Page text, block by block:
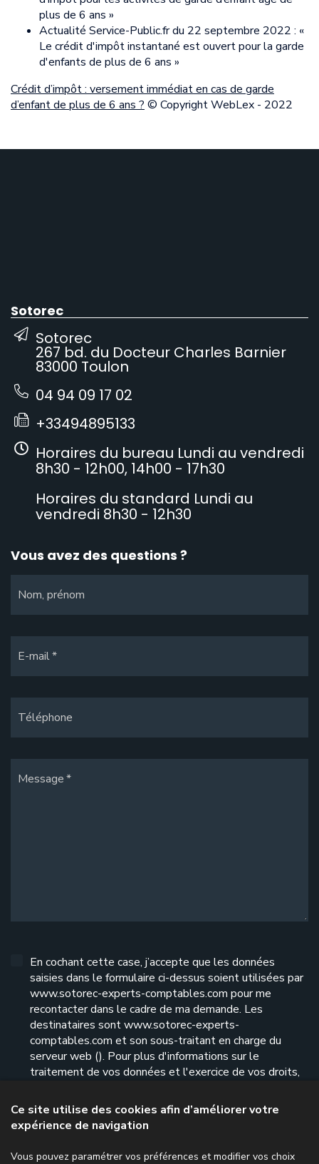
plus de 6 ans »
Actualité Service-Public.fr du 22 septembre 2022 : «
Le crédit d'impôt instantané est ouvert pour la garde
d'enfants de plus de 6 ans »
Crédit d’impôt : versement immédiat en cas de garde
d’enfant de plus de 6 ans ? © Copyright WebLex - 2022
Sotorec
Sotorec
267 bd. du Docteur Charles Barnier
83000 Toulon
04 94 09 17 02
+33494895133
Horaires du bureau Lundi au vendredi
8h30 - 12h00, 14h00 - 17h30
Horaires du standard Lundi au
vendredi 8h30 - 12h30
Vous avez des questions ?
Nom, prénom
E-mail
Téléphone
Message
En cochant cette case, j’accepte que les données
saisies dans le formulaire ci-dessus soient utilisées par
www.sotorec-experts-comptables.com pour me
recontacter dans le cadre de ma demande. Les
destinataires sont www.sotorec-experts-
comptables.com et son sous-traitant en charge du
serveur web (). Pour plus d'informations sur le
traitement de vos données et l'exercice de vos droits,
Envoyer le formulaire
Ce site utilise des cookies afin d’améliorer votre
expérience de navigation
Vous pouvez paramétrer vos préférences et modifier vos choix